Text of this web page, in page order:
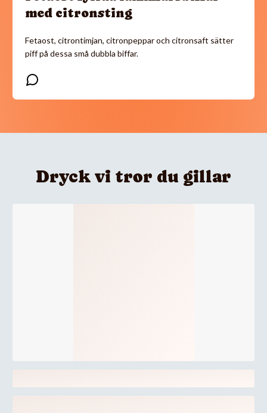
med citronsting
Fetaost, citrontimjan, citronpeppar och citronsaft sätter
piff på dessa små dubbla biffar.
Dryck vi tror du gillar